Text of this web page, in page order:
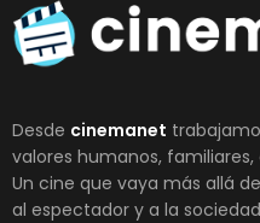
Desde cinemanet
valores humanos,
Un cine que vaya más allá
al espectador y a la